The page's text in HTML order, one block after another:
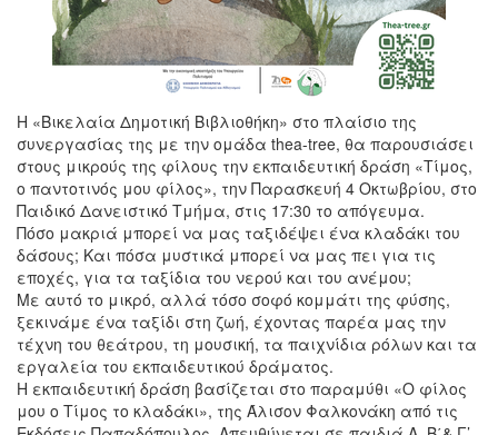
Η «Βικελαία Δημοτική Βιβλιοθήκη» στο πλαίσιο της
συνεργασίας της με την ομάδα thea-tree, θα παρουσιάσει
στους μικρούς της φίλους την εκπαιδευτική δράση «Τίμος,
ο παντοτινός μου φίλος», την Παρασκευή 4 Οκτωβρίου, στο
Παιδικό Δανειστικό Τμήμα, στις 17:30 το απόγευμα.
Πόσο μακριά μπορεί να μας ταξιδέψει ένα κλαδάκι του
δάσους; Και πόσα μυστικά μπορεί να μας πει για τις
εποχές, για τα ταξίδια του νερού και του ανέμου;
Με αυτό το μικρό, αλλά τόσο σοφό κομμάτι της φύσης,
ξεκινάμε ένα ταξίδι στη ζωή, έχοντας παρέα μας την
τέχνη του θεάτρου, τη μουσική, τα παιχνίδια ρόλων και τα
εργαλεία του εκπαιδευτικού δράματος.
Η εκπαιδευτική δράση βασίζεται στο παραμύθι «Ο φίλος
μου ο Τίμος το κλαδάκι», της Άλισον Φαλκονάκη από τις